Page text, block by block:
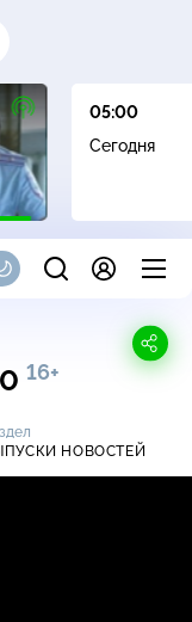
16+
05:00
Сегодня
16+
НОВОСТЕЙ